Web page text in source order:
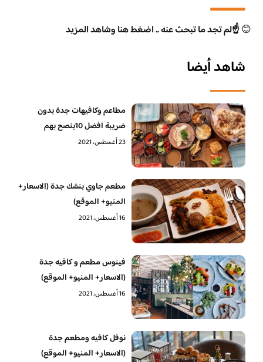
😊☝️لم تجد ما تبحث عنه .. اضغط هنا وشاهد المزيد
شاهد أيضا
مطاعم وكافيهات جدة بدون
ضريبة افضل 10ينصح بهم
23 أغسطس، 2021
مطعم جاوي بنشك جدة (الاسعار+
المنيو+ الموقع)
16 أغسطس، 2021
فينوس مطعم و كافيه جدة
(الاسعار+ المنيو+ الموقع)
16 أغسطس، 2021
نوفل كافيه ومطعم جدة
(الاسعار+ المنيو+ الموقع)